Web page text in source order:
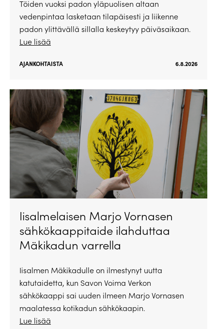
Töiden vuoksi padon yläpuolisen altaan
vedenpintaa lasketaan tilapäisesti ja liikenne
padon ylittävällä sillalla keskeytyy päiväsaikaan.
Lue lisää
AJANKOHTAISTA 6.8.2026
Iisalmelaisen Marjo Vornasen
sähkökaappitaide ilahduttaa
Mäkikadun varrella
Iisalmen Mäkikadulle on ilmestynyt uutta
katutaidetta, kun Savon Voima Verkon
sähkökaappi sai uuden ilmeen Marjo Vornasen
maalatessa kotikadun sähkökaapin.
Lue lisää